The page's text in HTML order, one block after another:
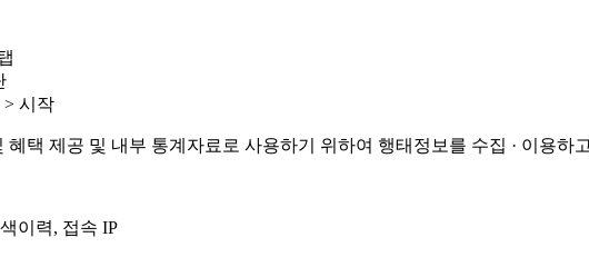
> 시작
택 제공 및 내부 통계자료로 사용하기 위하여 행태정보를 수집 · 이용하
이력, 접속 IP